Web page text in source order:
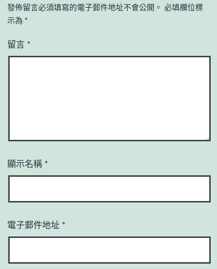
發佈留言必須填寫的電子郵件地址不會公開。 必填欄位標
示為 *
留言 *
顯示名稱 *
電子郵件地址 *